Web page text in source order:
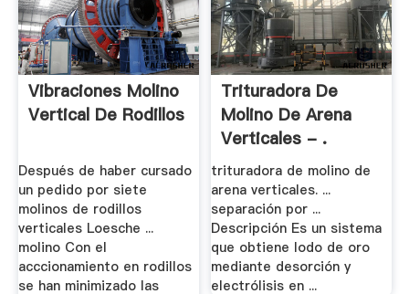
Vibraciones Molino
Vertical De Rodillos
Después de haber cursado
un pedido por siete
molinos de rodillos
verticales Loesche ...
molino Con el
acccionamiento en rodillos
se han minimizado las
Trituradora De
Molino De Arena
Verticales - .
trituradora de molino de
arena verticales. ...
separación por ...
Descripción Es un sistema
que obtiene lodo de oro
mediante desorción y
electrólisis en ...